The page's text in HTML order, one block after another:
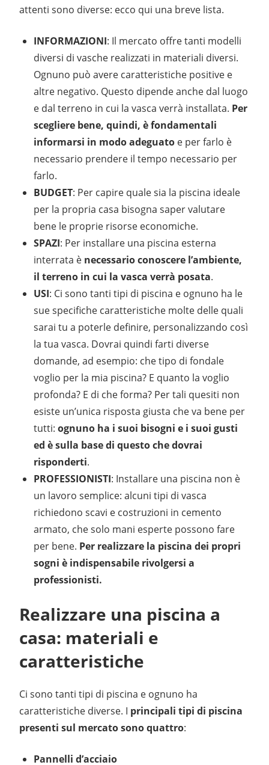
attenti sono diverse: ecco qui una breve lista.
INFORMAZIONI: Il mercato offre tanti modelli
diversi di vasche realizzati in materiali diversi.
Ognuno può avere caratteristiche positive e
altre negativo. Questo dipende anche dal luogo
e dal terreno in cui la vasca verrà installata. Per
scegliere bene, quindi, è fondamentali
informarsi in modo adeguato e per farlo è
necessario prendere il tempo necessario per
farlo.
BUDGET: Per capire quale sia la piscina ideale
per la propria casa bisogna saper valutare
bene le proprie risorse economiche.
SPAZI: Per installare una piscina esterna
interrata è necessario conoscere l’ambiente,
il terreno in cui la vasca verrà posata.
USI: Ci sono tanti tipi di piscina e ognuno ha le
sue specifiche caratteristiche molte delle quali
sarai tu a poterle definire, personalizzando così
la tua vasca. Dovrai quindi farti diverse
domande, ad esempio: che tipo di fondale
voglio per la mia piscina? E quanto la voglio
profonda? E di che forma? Per tali quesiti non
esiste un’unica risposta giusta che va bene per
tutti: ognuno ha i suoi bisogni e i suoi gusti
ed è sulla base di questo che dovrai
risponderti.
PROFESSIONISTI: Installare una piscina non è
un lavoro semplice: alcuni tipi di vasca
richiedono scavi e costruzioni in cemento
armato, che solo mani esperte possono fare
per bene. Per realizzare la piscina dei propri
sogni è indispensabile rivolgersi a
professionisti.
Realizzare una piscina a
casa: materiali e
caratteristiche
Ci sono tanti tipi di piscina e ognuno ha
caratteristiche diverse. I principali tipi di piscina
presenti sul mercato sono quattro:
Pannelli d’acciaio